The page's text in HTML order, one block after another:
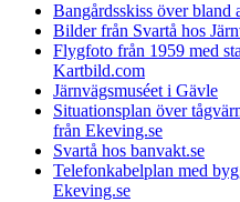
Bangårdsskiss över bland
Bilder från Svartå hos
Flygfoto från 1959 med
Kartbild.com
Järnvägsmuséet i Gävle
Situationsplan över
från Ekeving.se
Svartå hos banvakt.se
Telefonkabelplan med
Ekeving.se